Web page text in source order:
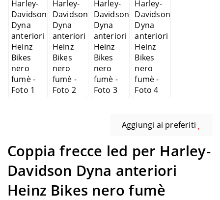
Aggiungi ai preferiti
Coppia frecce led per Harley-
Davidson Dyna anteriori
Heinz Bikes nero fumè